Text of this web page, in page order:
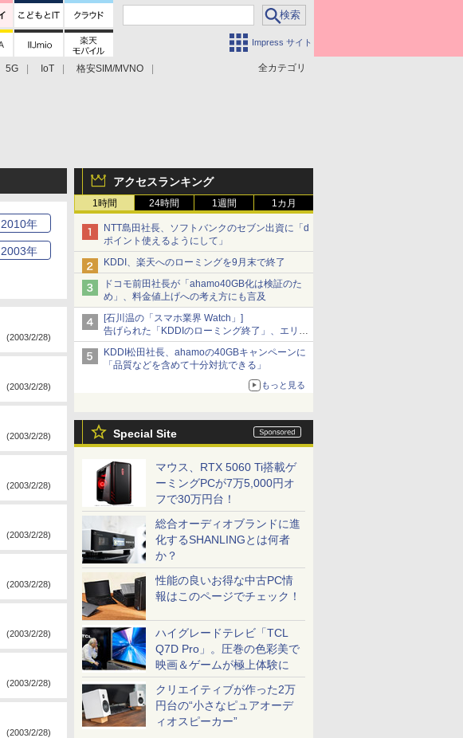
Impress サイト
全カテゴリ
5G IoT
格安SIM/MVNO
アクセスランキング
1時間 24時間 1週間 1カ月
NTT島田社長、ソフトバンクのセブン出資に「d
ポイント使えるようにして」
KDDI、楽天へのローミングを9月末で終了
ドコモ前田社長が「ahamo40GB化は検証のた
め」、料金値上げへの考え方にも言及
[石川温の「スマホ業界 Watch」]
告げられた「KDDIのローミング終了」、エリア
マップの落とし穴と楽天モバイルの課題
KDDI松田社長、ahamoの40GBキャンペーンに
「品質などを含めて十分対抗できる」
もっと見る
Special Site
マウス、RTX 5060 Ti搭載ゲ
ーミングPCが7万5,000円オ
フで30万円台！
総合オーディオブランドに進
化するSHANLINGとは何者
か？
性能の良いお得な中古PC情
報はこのページでチェック！
ハイグレードテレビ「TCL
Q7D Pro」。圧巻の色彩美で
映画＆ゲームが極上体験に
クリエイティブが作った2万
円台の“小さなピュアオーデ
ィオスピーカー”
2010年
2003年
(2003/2/28)
(2003/2/28)
(2003/2/28)
(2003/2/28)
(2003/2/28)
(2003/2/28)
(2003/2/28)
(2003/2/28)
(2003/2/28)